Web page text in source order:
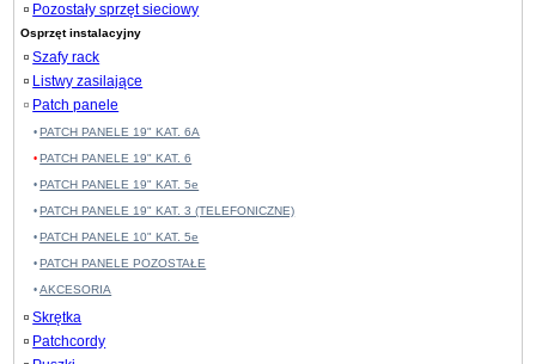
Pozostały sprzęt sieciowy
Osprzęt instalacyjny
Szafy rack
Listwy zasilające
Patch panele
PATCH PANELE 19" KAT. 6A
PATCH PANELE 19" KAT. 6
PATCH PANELE 19" KAT. 5e
PATCH PANELE 19" KAT. 3 (TELEFONICZNE)
PATCH PANELE 10" KAT. 5e
PATCH PANELE POZOSTAŁE
AKCESORIA
Skrętka
Patchcordy